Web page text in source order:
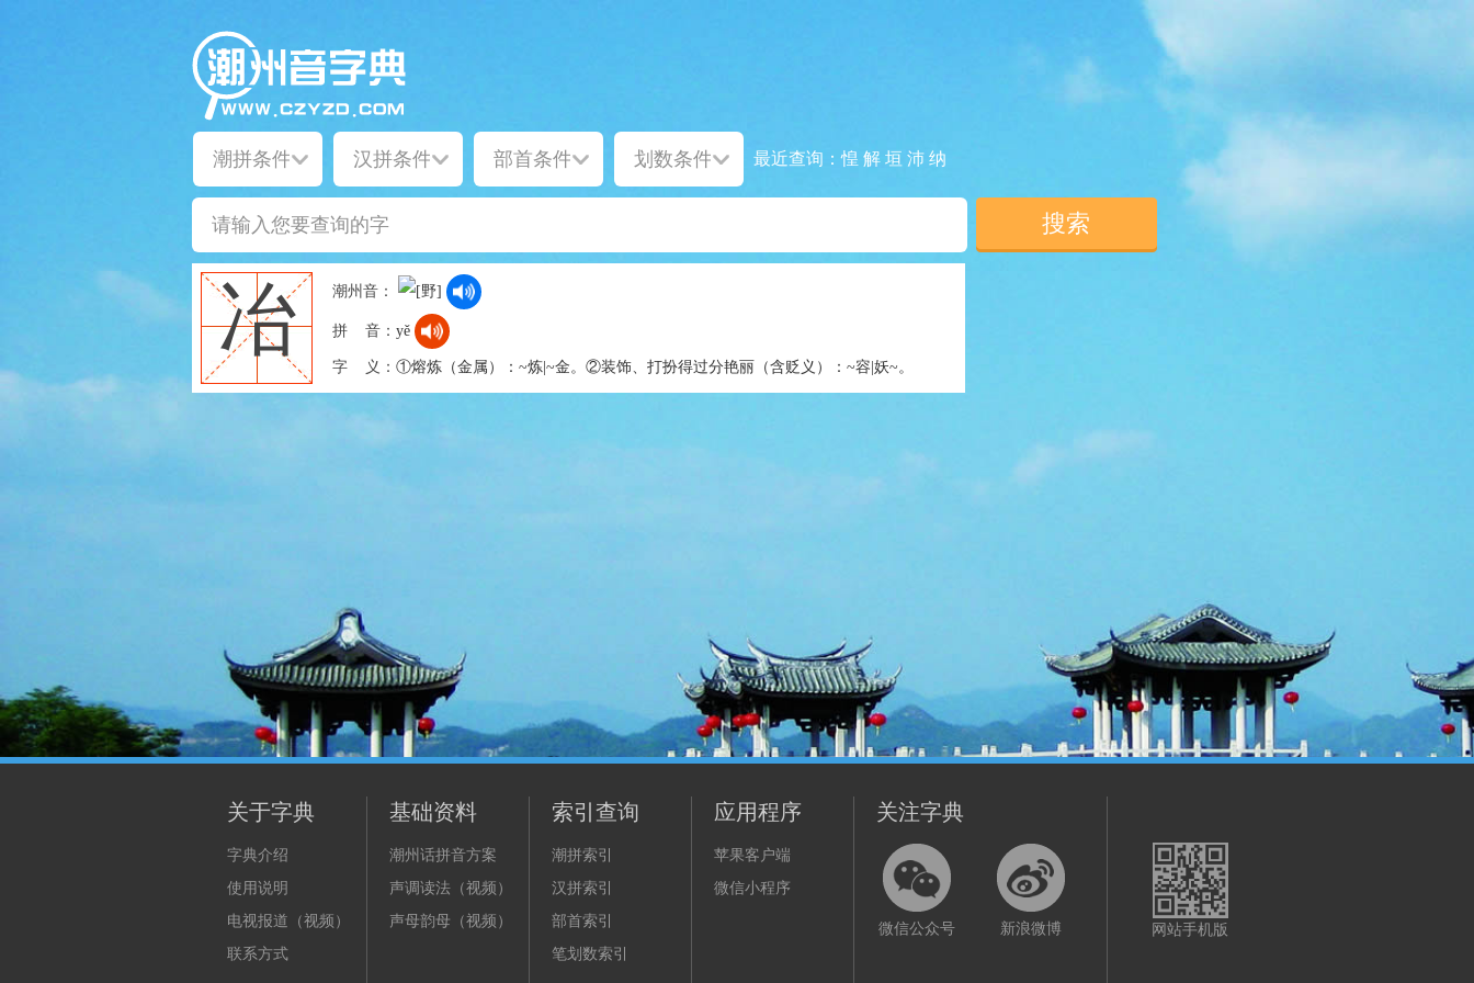
最近查询：惶 解 垣 沛 纳
冶 潮州音：
拼 音： yě
字 义： ①熔炼（金属）：~炼|~金。②装饰、打扮得过分艳丽（含贬义）：~容|妖~。
关于字典
字典介绍
使用说明
电视报道（视频）
联系方式
基础资料
潮州话拼音方案
声调读法（视频）
声母韵母（视频）
索引查询
潮拼索引
汉拼索引
部首索引
笔划数索引
应用程序
苹果客户端
微信小程序
关注字典
微信公众号 新浪微博 网站手机版